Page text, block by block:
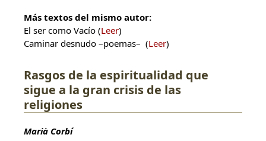
Más textos del mismo autor:
El ser como Vacío (Leer)
Caminar desnudo –poemas– (Leer)
Rasgos de la espiritualidad que
sigue a la gran crisis de las
religiones
Marià Corbí